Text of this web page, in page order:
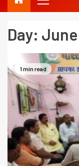
Day:
1 min read